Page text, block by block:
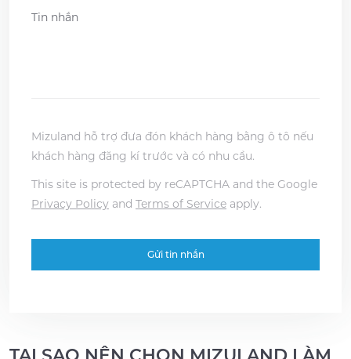
YYYY
Message
Mizuland hỗ trợ đưa đón khách hàng bằng ô tô nếu
khách hàng đăng kí trước và có nhu cầu.
This site is protected by reCAPTCHA and the Google
Privacy Policy and Terms of Service apply.